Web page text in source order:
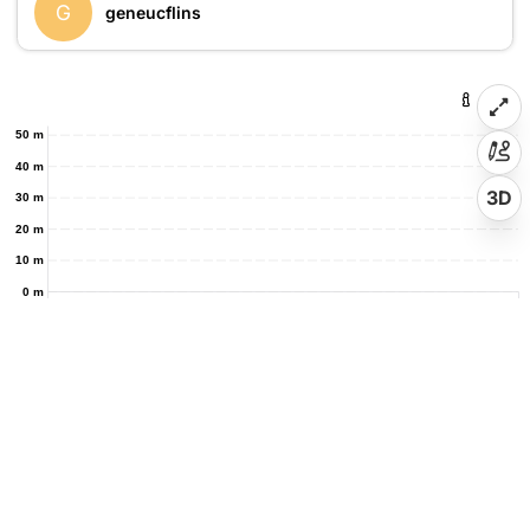
G geneucflins
0 m
10 m
20 m
30 m
40 m
50 m
3D